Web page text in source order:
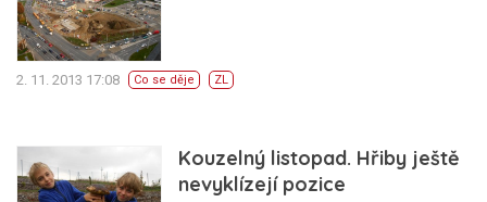
2. 11. 2013 17:08 Co se děje ZL
Kouzelný listopad. Hřiby ještě
nevyklízejí pozice